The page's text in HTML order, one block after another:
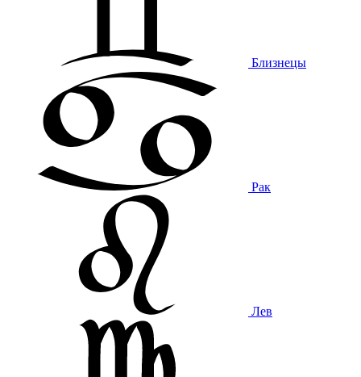
Близнецы
Рак
Лев